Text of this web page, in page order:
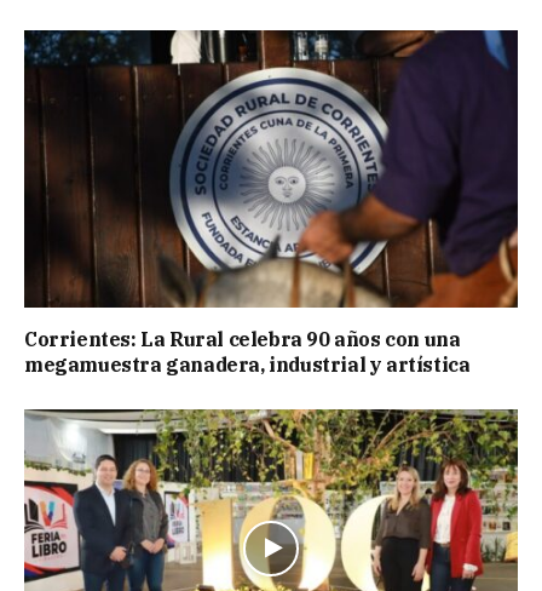
Corrientes: La Rural celebra 90 años con una
megamuestra ganadera, industrial y artística